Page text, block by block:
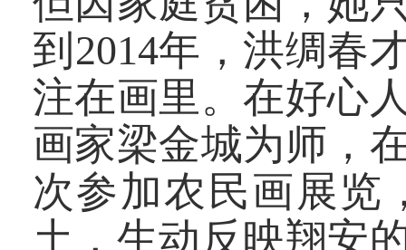
到2014年，洪绸春
注在画里。在好心
画家梁金城为师，
次参加农民画展览
土，生动反映翔安